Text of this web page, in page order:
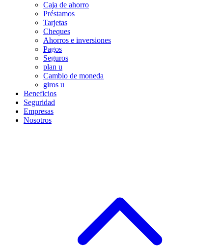
Caja de ahorro
Préstamos
Tarjetas
Cheques
Ahorros e inversiones
Pagos
Seguros
plan u
Cambio de moneda
giros u
Beneficios
Seguridad
Empresas
Nosotros